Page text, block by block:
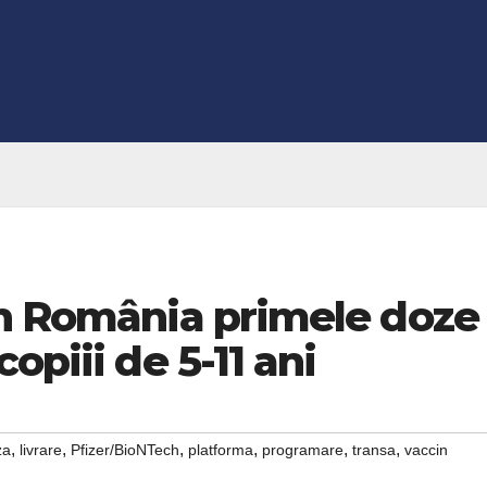
România primele doze
de 5-11 ani
, livrare, Pfizer/BioNTech, platforma, programare, transa, vaccin